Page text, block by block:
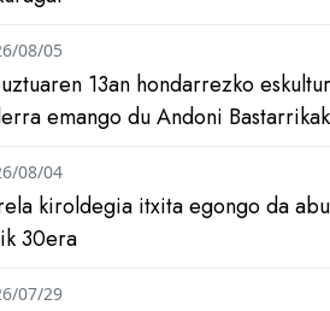
13an hondarrezko
emango du Andoni Bastarrikak
08/05
kiroldegia itxita egongo da
30era
08/04
07/29